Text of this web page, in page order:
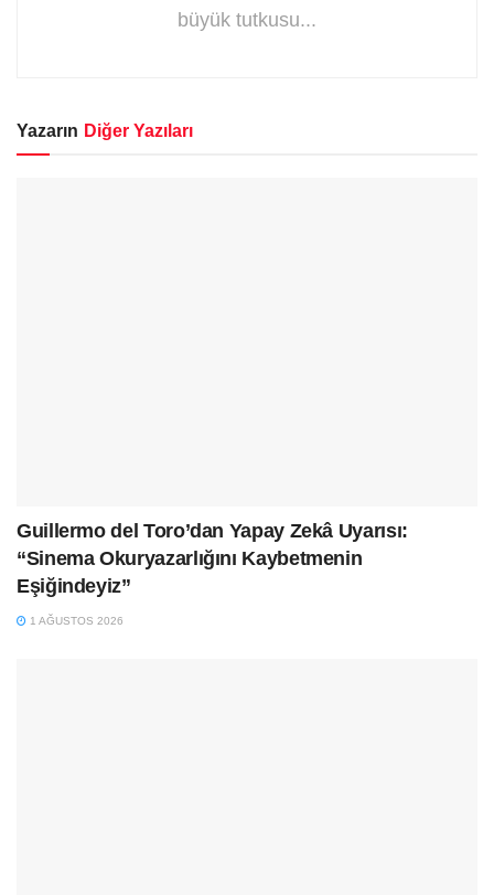
büyük tutkusu...
Yazarın Diğer Yazıları
Guillermo del Toro’dan Yapay Zekâ Uyarısı:
“Sinema Okuryazarlığını Kaybetmenin
Eşiğindeyiz”
1 AĞUSTOS 2026